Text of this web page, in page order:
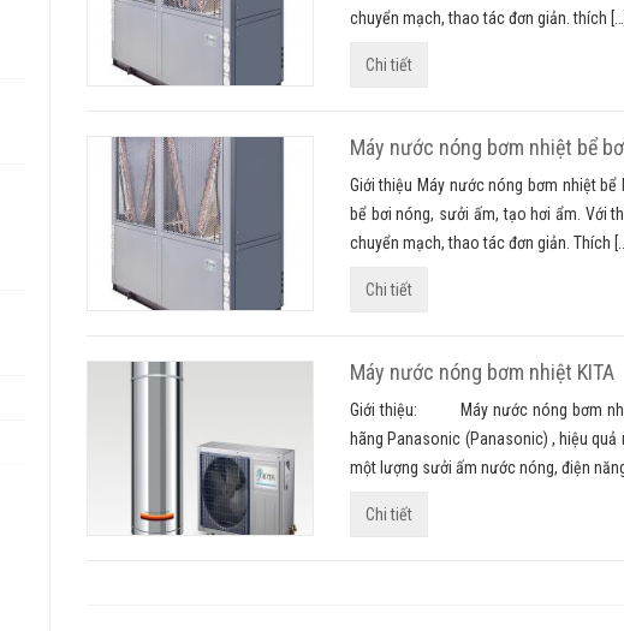
chuyển mạch, thao tác đơn giản. thích […]
Chi tiết
Máy nước nóng bơm nhiệt bể
Giới thiệu Máy nước nóng bơm nhiệt
bể bơi nóng, sưởi ấm, tạo hơi ẩm. Với
chuyển mạch, thao tác đơn giản. Thích […]
Chi tiết
Máy nước nóng bơm nhiệt KITA
Giới thiệu: Máy nước nóng bơm
hãng Panasonic (Panasonic) , hiệu
một lượng sưởi ấm nước nóng, điện năng
Chi tiết